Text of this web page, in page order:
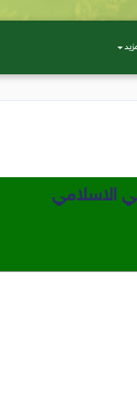
الاسلامي